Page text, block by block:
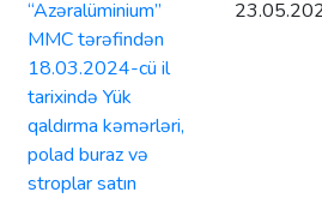
“Azəralüminium”
MMC tərəfindən
18.03.2024-cü il
tarixində Yük
qaldırma kəmərləri,
polad buraz və
stroplar satın